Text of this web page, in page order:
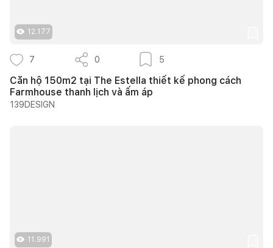
12.177
7 0 5
Căn hộ 150m2 tại The Estella thiết kế phong cách
Farmhouse thanh lịch và ấm áp
139DESIGN
11.991